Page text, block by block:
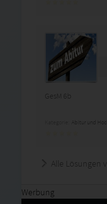
GesM 6b
Abitur und
Alle Lösungen
Werbung